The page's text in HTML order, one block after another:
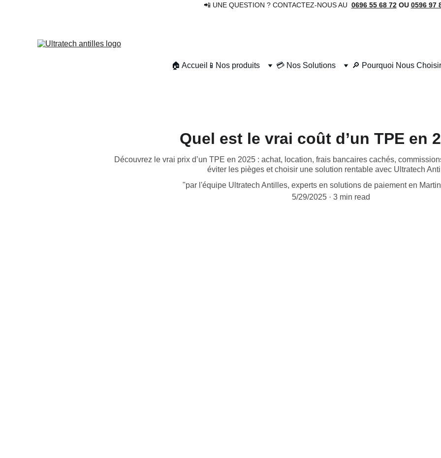
📲 UNE QUESTION ? CONTACTEZ-NOUS AU 0696 55 68 72 OU 0596 97
🏠 Accueil 📱Nos produits 💳 Nos Solutions 🔎 Pourquoi Nous
Quel est le vrai coût d’un TPE en
Découvrez le vrai prix d’un TPE en 2025 : achat, location, frais bancaires cachés,
éviter les pièges et choisir une solution rentable avec Ultratech
"par l'équipe Ultratech Antilles, experts en solutions de paiement en
5/29/2025
3 min read